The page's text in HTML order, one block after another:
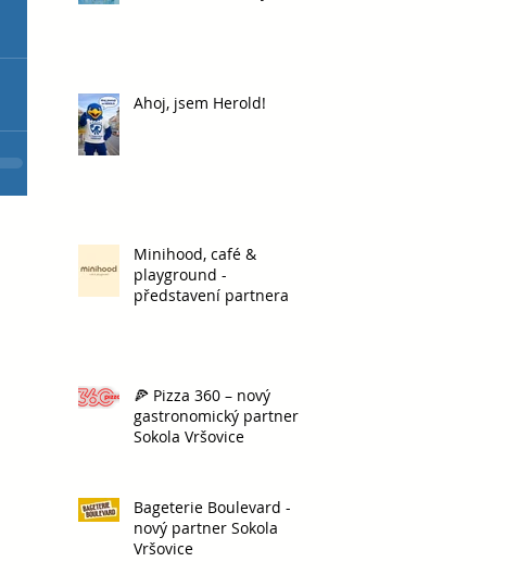
Ahoj, jsem Herold!
Minihood, café &
playground -
představení partnera
🍕 Pizza 360 – nový
gastronomický partner
Sokola Vršovice
Bageterie Boulevard -
nový partner Sokola
Vršovice